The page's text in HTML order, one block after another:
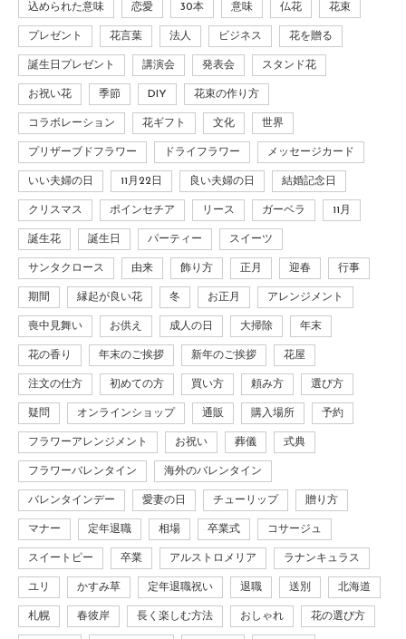
込められた意味 恋愛 30本 意味 仏花 花束
プレゼント 花言葉 法人 ビジネス 花を贈る
誕生日プレゼント 講演会 発表会 スタンド花
お祝い花 季節 DIY 花束の作り方
コラボレーション 花ギフト 文化 世界
プリザーブドフラワー ドライフラワー メッセージカード
いい夫婦の日 11月22日 良い夫婦の日 結婚記念日
クリスマス ポインセチア リース ガーベラ 11月
誕生花 誕生日 パーティー スイーツ
サンタクロース 由来 飾り方 正月 迎春 行事
期間 縁起が良い花 冬 お正月 アレンジメント
喪中見舞い お供え 成人の日 大掃除 年末
花の香り 年末のご挨拶 新年のご挨拶 花屋
注文の仕方 初めての方 買い方 頼み方 選び方
疑問 オンラインショップ 通販 購入場所 予約
フラワーアレンジメント お祝い 葬儀 式典
フラワーバレンタイン 海外のバレンタイン
バレンタインデー 愛妻の日 チューリップ 贈り方
マナー 定年退職 相場 卒業式 コサージュ
スイートピー 卒業 アルストロメリア ラナンキュラス
ユリ かすみ草 定年退職祝い 退職 送別 北海道
札幌 春彼岸 長く楽しむ方法 おしゃれ 花の選び方